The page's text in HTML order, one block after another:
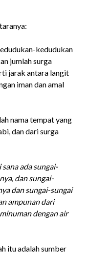
kedudukan
jumlah surga
jarak antara langit
iman dan amal
nama tempat yang
dan dari surga
ada sungai-
dan sungai-
dan sungai-sungai
ampunan dari
dengan air
itu adalah sumber